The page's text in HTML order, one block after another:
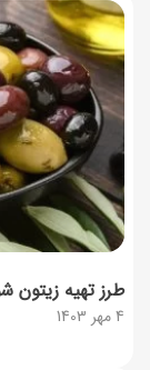
4 مهر 1403
طرز تهیه زیتون شور در ۶ مرحله؛